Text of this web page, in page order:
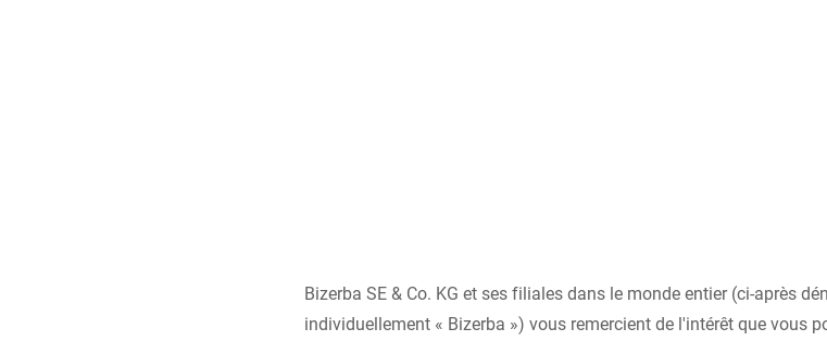
Bizerba SE & Co. KG et ses filiales dans le monde entier (ci-après
individuellement « Bizerba ») vous remercient de l'intérêt que vous